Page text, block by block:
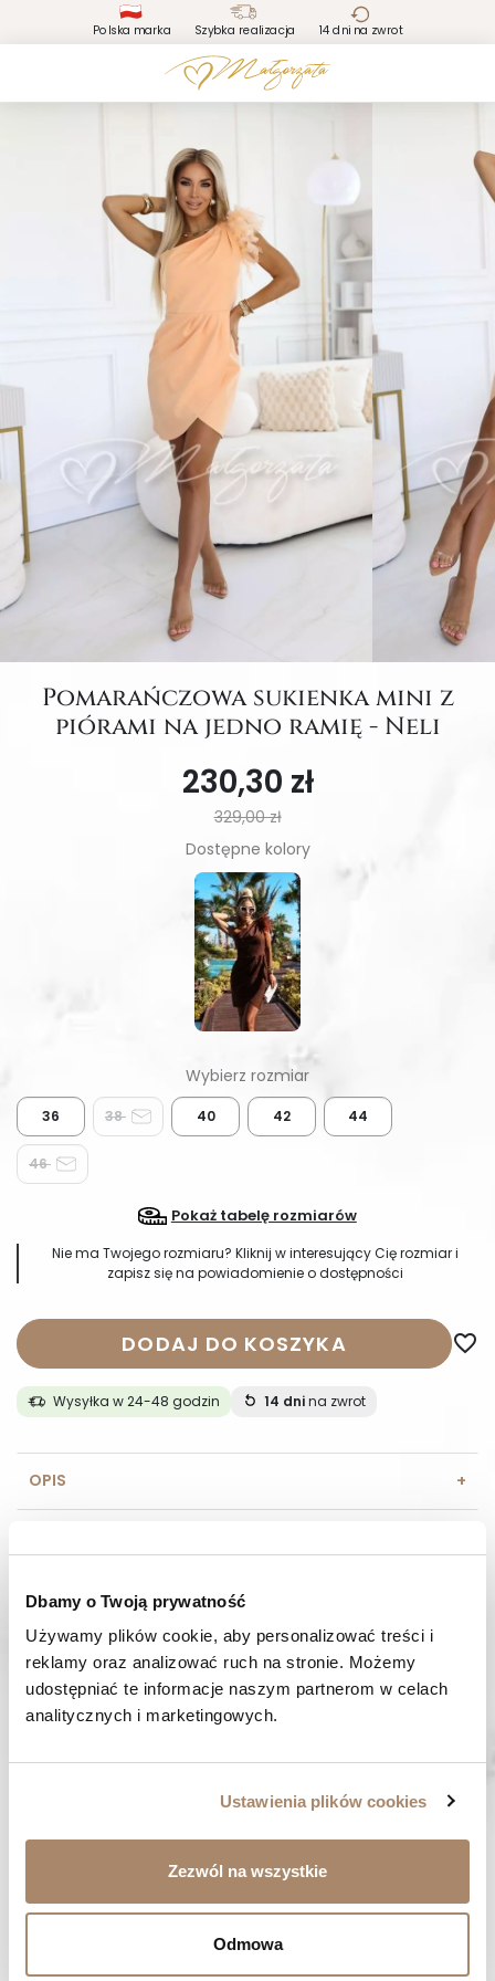
Dbamy o Twoją prywatność
Używamy plików cookie, aby personalizować treści i
reklamy oraz analizować ruch na stronie. Możemy
udostępniać te informacje naszym partnerom w celach
analitycznych i marketingowych.
Ustawienia plików cookies
Zezwól na wszystkie
Odmowa
Polska marka Szybka realizacja 14 dni na zwrot
Pomarańczowa sukienka mini z
piórami na jedno ramię - Neli
230,30 zł
329,00 zł
Dostępne kolory
36 38 40 42 44
46
Pokaż tabelę rozmiarów
Nie ma Twojego rozmiaru? Kliknij w interesujący Cię rozmiar i
zapisz się na powiadomienie o dostępności
DODAJ DO KOSZYKA favorite_border
Wysyłka w 24-48 godzin 14 dnina zwrot
OPIS
SPOSOBY PŁATNOŚCI
OPINIE (0)
MASZ PYTANIE? Zadzwoń do nas :
godziny 15:00. +48 537 238 431
ZAKUPY BEZ RYZYKA
BYĆ MOŻE SPODOBA CI SIĘ...